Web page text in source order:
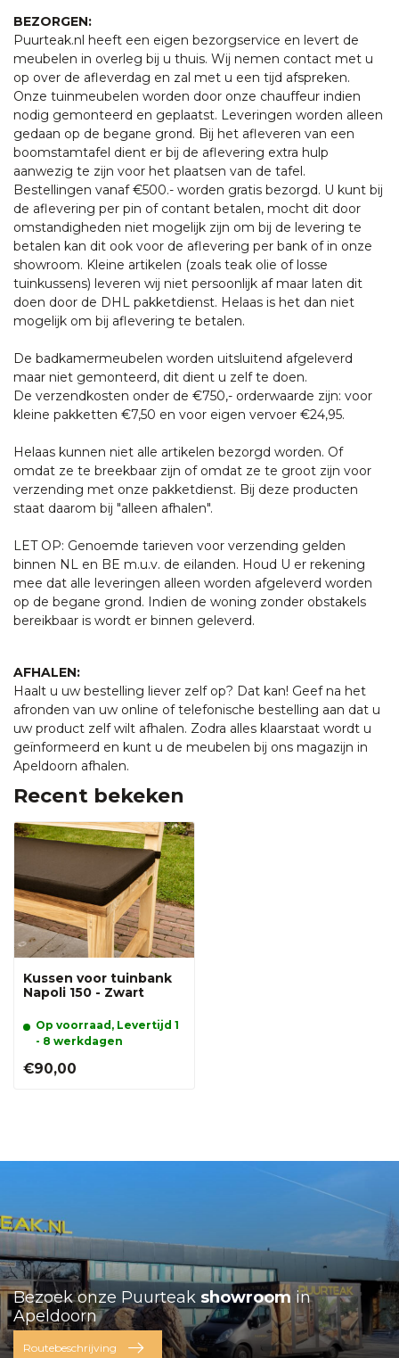
BEZORGEN:
Puurteak.nl heeft een eigen bezorgservice en levert de
meubelen in overleg bij u thuis. Wij nemen contact met u
op over de afleverdag en zal met u een tijd afspreken.
Onze tuinmeubelen worden door onze chauffeur indien
nodig gemonteerd en geplaatst. Leveringen worden alleen
gedaan op de begane grond. Bij het afleveren van een
boomstamtafel dient er bij de aflevering extra hulp
aanwezig te zijn voor het plaatsen van de tafel.
Bestellingen vanaf €500.- worden gratis bezorgd. U kunt bij
de aflevering per pin of contant betalen, mocht dit door
omstandigheden niet mogelijk zijn om bij de levering te
betalen kan dit ook voor de aflevering per bank of in onze
showroom. Kleine artikelen (zoals teak olie of losse
tuinkussens) leveren wij niet persoonlijk af maar laten dit
doen door de DHL pakketdienst. Helaas is het dan niet
mogelijk om bij aflevering te betalen.
De badkamermeubelen worden uitsluitend afgeleverd
maar niet gemonteerd, dit dient u zelf te doen.
De verzendkosten onder de €750,- orderwaarde zijn: voor
kleine pakketten €7,50 en voor eigen vervoer €24,95.
Helaas kunnen niet alle artikelen bezorgd worden. Of
omdat ze te breekbaar zijn of omdat ze te groot zijn voor
verzending met onze pakketdienst. Bij deze producten
staat daarom bij "alleen afhalen".
LET OP: Genoemde tarieven voor verzending gelden
binnen NL en BE m.u.v. de eilanden. Houd U er rekening
mee dat alle leveringen alleen worden afgeleverd worden
op de begane grond. Indien de woning zonder obstakels
bereikbaar is wordt er binnen geleverd.
AFHALEN:
Haalt u uw bestelling liever zelf op? Dat kan! Geef na het
afronden van uw online of telefonische bestelling aan dat u
uw product zelf wilt afhalen. Zodra alles klaarstaat wordt u
geïnformeerd en kunt u de meubelen bij ons magazijn in
Apeldoorn afhalen.
Recent bekeken
Kussen voor tuinbank
Napoli 150 - Zwart
Op voorraad, Levertijd 1
- 8 werkdagen
€90,00
Bezoek onze Puurteak showroom in
Apeldoorn
Routebeschrijving